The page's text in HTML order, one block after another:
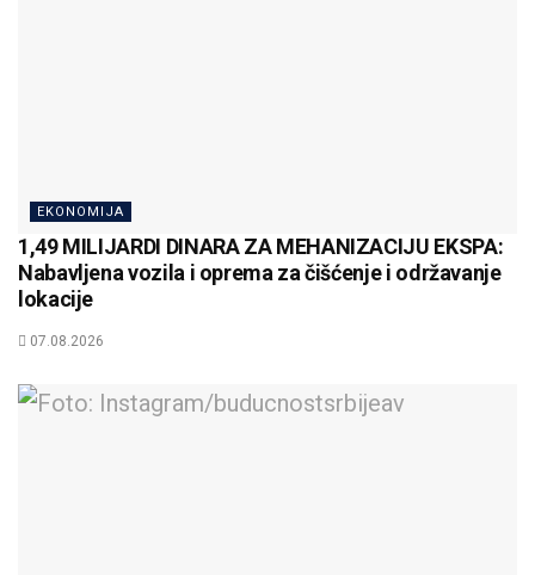
EKONOMIJA
1,49 MILIJARDI DINARA ZA MEHANIZACIJU EKSPA:
Nabavljena vozila i oprema za čišćenje i održavanje
lokacije
07.08.2026